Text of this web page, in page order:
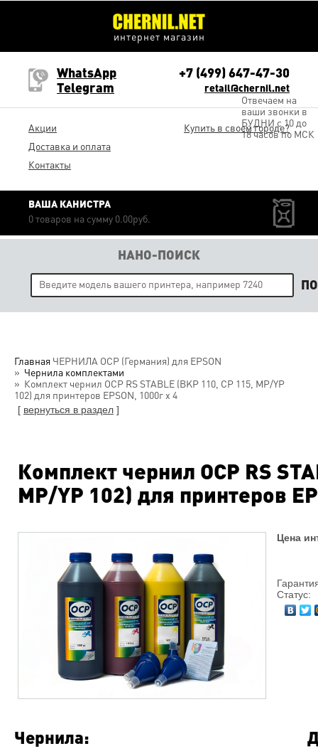
интернет магазин
Акции
Доставка и оплата
Контакты
WhatsApp
Telegram
retail@chernil.net
+7 (499) 647-47-30
Отвечаем на
ваши звонки в
БУДНИ с 10 до
18 часов по МСК
Купить в своем городе?
ВАША КАНИСТРА
0 товаров на сумму 0.00руб.
НАНО-ПОИСК
Главная ЧЕРНИЛА OCP (Германия) для EPSON
Чернила комплектами
Комплект чернил OCP RS STABLE (BKP 110, CP 115, MP/YP
102) для принтеров EPSON, 1000г х 4
[ вернуться в раздел ]
Комплект чернил OCP RS
MP/YP 102) для принтеров
Цена
Статус:
Чернила: